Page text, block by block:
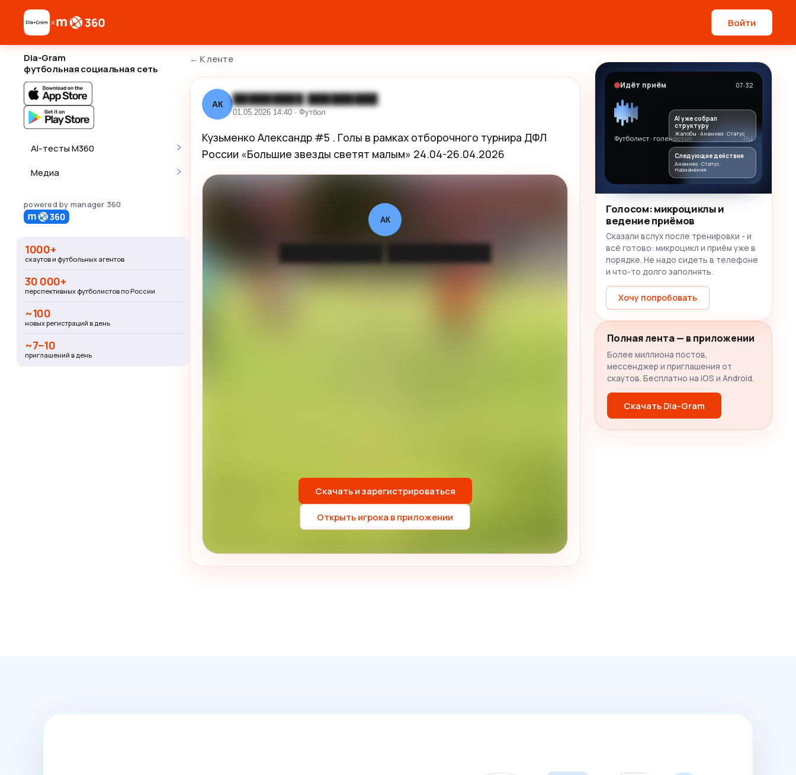
× Войти
Dia-Gram
футбольная социальная сеть
AI-тесты M360
Медиа
powered by manager 360
1000+
скаутов и футбольных агентов
30 000+
перспективных футболистов по России
~100
новых регистраций в день
~7–10
приглашений в день
← К ленте
АК █████████ █████████
01.05.2026 14:40 · Футбол
Кузьменко Александр #5 . Голы в рамках отборочного турнира ДФЛ
России «Большие звезды светят малым» 24.04-26.04.2026
АК
Скачать и зарегистрироваться
Открыть игрока в приложении
Идёт приём 07:32
Футболист · голеностоп RU
AI уже собрал
структуру
Жалобы · Анамнез · Статус
Следующие действия
Анамнез · Статус ·
Назначения
Голосом: микроциклы и
ведение приёмов
Сказали вслух после тренировки - и
всё готово: микроцикл и приём уже в
порядке. Не надо сидеть в телефоне
и что-то долго заполнять.
Хочу попробовать
Полная лента — в приложении
Более миллиона постов,
мессенджер и приглашения от
скаутов. Бесплатно на iOS и Android.
Скачать Dia-Gram